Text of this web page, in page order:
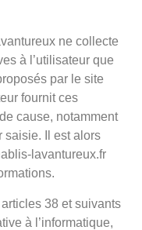
ne collecte
à l’utilisateur que
par le site
fournit ces
cause, notamment
saisie. Il est alors
lavantureux.fr
38 et suivants
à l’informatique,